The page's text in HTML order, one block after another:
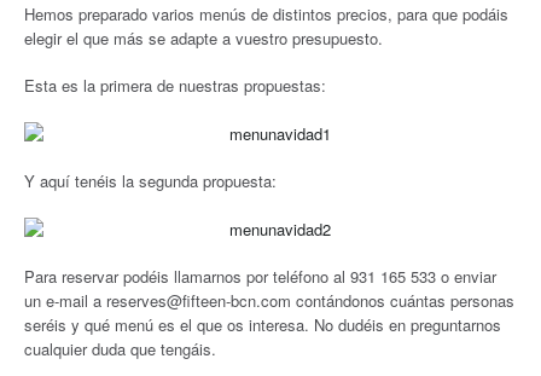
Hemos preparado varios menús de distintos precios, para que podáis
elegir el que más se adapte a vuestro presupuesto.
Esta es la primera de nuestras propuestas:
Y aquí tenéis la segunda propuesta:
Para reservar podéis llamarnos por teléfono al 931 165 533 o enviar
un e-mail a reserves@fifteen-bcn.com contándonos cuántas personas
seréis y qué menú es el que os interesa. No dudéis en preguntarnos
cualquier duda que tengáis.